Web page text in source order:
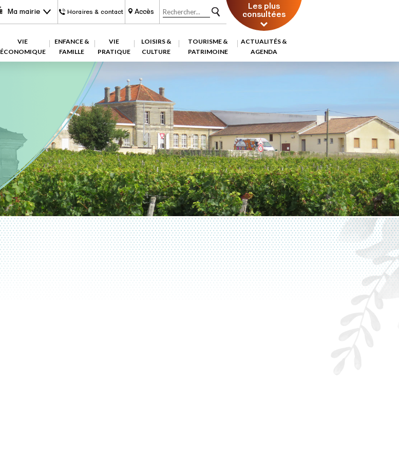
Ma mairie Horaires & contact Accès Les plus
consultées
VIE
ÉCONOMIQUE
ENFANCE &
FAMILLE
VIE
PRATIQUE
LOISIRS &
CULTURE
TOURISME &
PATRIMOINE
ACTUALITÉS &
AGENDA